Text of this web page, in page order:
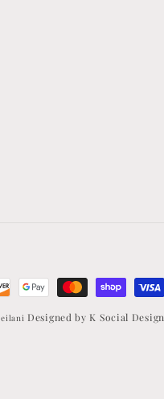
Designed by K Social Design